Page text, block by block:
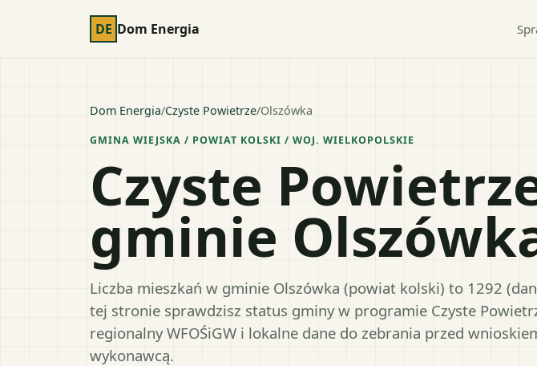
DE Dom Energia
Dom Energia/Czyste Powietrze/Olszówka
GMINA WIEJSKA / POWIAT KOLSKI / WOJ. WIELKOPOLSKIE
Czyste
gminie
Liczba mieszkań w gminie Olszówka (powiat kolski) to 1292
tej stronie sprawdzisz status gminy w programie Czyste
regionalny WFOŚiGW i lokalne dane do zebrania przed
wykonawcą.